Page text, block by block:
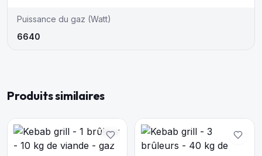
Puissance du gaz (Watt)
6640
Produits similaires